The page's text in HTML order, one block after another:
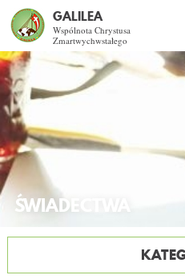
GALILEA
Wspólnota Chrystusa
Zmartwychwstałego
Szukaj
CO DAJE
ŚWIADECTWA